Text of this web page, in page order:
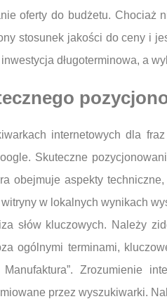
oferty do budżetu. Chociaż
stosunek jakości do ceny i
długoterminowa, a
internetowych dla
Skuteczne
obejmuje aspekty
w lokalnych wynikach
słów kluczowych. Należy
ogólnymi terminami,
Manufaktura”.
przez wyszukiwarki.